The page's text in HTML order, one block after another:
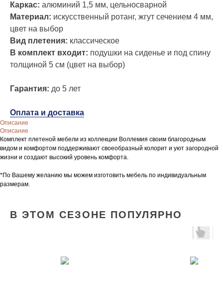
Каркас: алюминий 1,5 мм, цельносварной
Материал: искусственный ротанг, жгут сечением 4 мм,
цвет на выбор
Вид плетения: классическое
В комплект входит: подушки на сиденье и под спину
толщиной 5 см (цвет на выбор)
Гарантия: до 5 лет
Оплата и доставка
Описание
Описание
Комплект плетеной мебели из коллекции Воллемия своим благородным
видом и комфортом поддерживают своеобразный колорит и уют загородной
жизни и создают высокий уровень комфорта.
*По Вашему желанию мы можем изготовить мебель по индивидуальным
размерам.
В ЭТОМ СЕЗОНЕ ПОПУЛЯРНО